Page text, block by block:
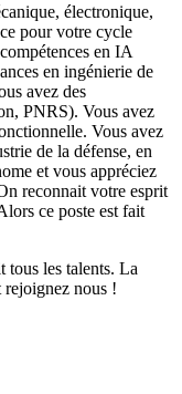
électronique,
pour votre cycle
en IA
en ingénierie de
avez des
PNRS). Vous avez
Vous avez
de la défense, en
et vous appréciez
reconnait votre esprit
ce poste est fait
tous les talents. La
rejoignez nous !